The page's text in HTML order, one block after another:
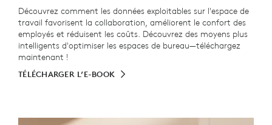
Découvrez comment les données exploitables sur l'espace de
travail favorisent la collaboration, améliorent le confort des
employés et réduisent les coûts. Découvrez des moyens plus
intelligents d'optimiser les espaces de bureau—téléchargez
maintenant !
TÉLÉCHARGER L’E-BOOK